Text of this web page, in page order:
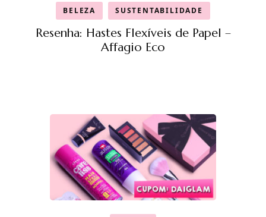
BELEZA SUSTENTABILIDADE
Resenha: Hastes Flexíveis de Papel –
Affagio Eco